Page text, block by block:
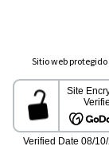
Sitio web protegido